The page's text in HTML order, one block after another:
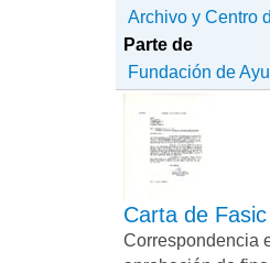
Archivo y Centro
Parte de
Fundación de
Carta de
Correspondencia